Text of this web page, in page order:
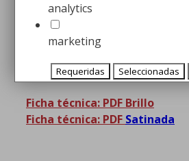
64,99€
minusválidas en «L»
Ficha técnica: PDF Brillo
Ficha técnica: PDF Satinada
analytics
marketing
Requeridas Seleccionadas